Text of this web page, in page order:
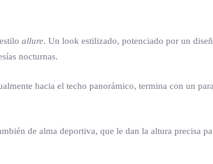
allure. Un look estilizado, potenciado por un
nocturnas.
hacia el techo panorámico, termina con un
de alma deportiva, que le dan la altura precisa